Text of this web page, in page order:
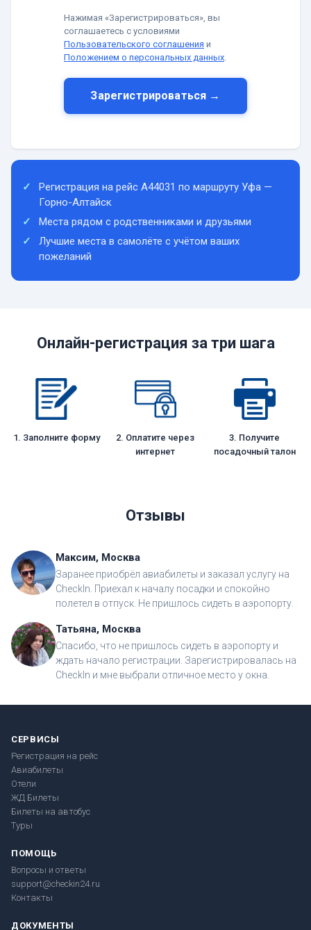
Нажимая «Зарегистрироваться», вы
соглашаетесь с условиями
Пользовательского соглашения и
Положением о персональных данных.
Зарегистрироваться →
Регистрация на рейс A44031 по маршруту Уфа —
Горно-Алтайск
Места рядом с родственниками и друзьями
Лучшие места в самолёте с учётом ваших
пожеланий
Онлайн-регистрация за три шага
1. Заполните форму
2. Оплатите через
интернет
3. Получите
посадочный талон
Отзывы
Максим, Москва
Заранее приобрёл авиабилеты и заказал услугу на
CheckIn. Приехал к началу посадки и спокойно
полетел в отпуск. Не пришлось сидеть в аэропорту.
Татьяна, Москва
Спасибо, что не пришлось сидеть в аэропорту и
ждать начало регистрации. Зарегистрировалась на
CheckIn и мне выбрали отличное место у окна.
СЕРВИСЫ
Регистрация на рейс
Авиабилеты
Отели
ЖД Билеты
Билеты на автобус
Туры
ПОМОЩЬ
Вопросы и ответы
support@checkin24.ru
Контакты
ДОКУМЕНТЫ